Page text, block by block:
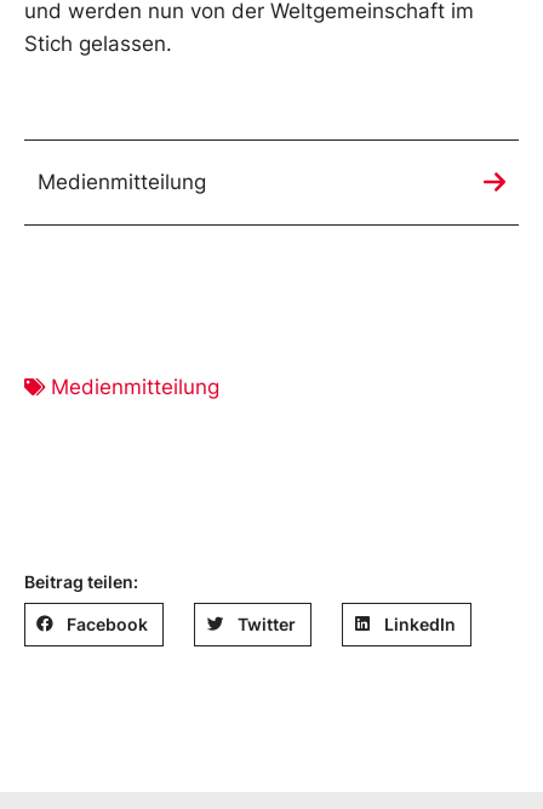
und werden nun von der Weltgemeinschaft im
Stich gelassen.
Medienmitteilung
Medienmitteilung
Beitrag teilen:
Facebook Twitter LinkedIn